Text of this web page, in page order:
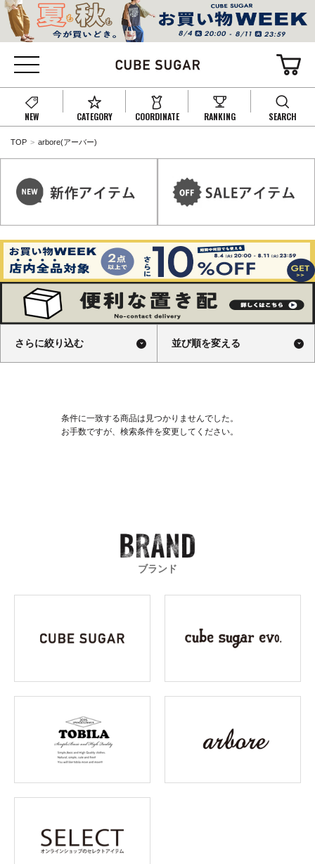
NEW CATEGORY COORDINATE RANKING SEARCH
TOP arbore(アーバー)
さらに絞り込む 並び順を変える
条件に一致する商品は見つかりませんでした。
お手数ですが、検索条件を変更してください。
ブランド